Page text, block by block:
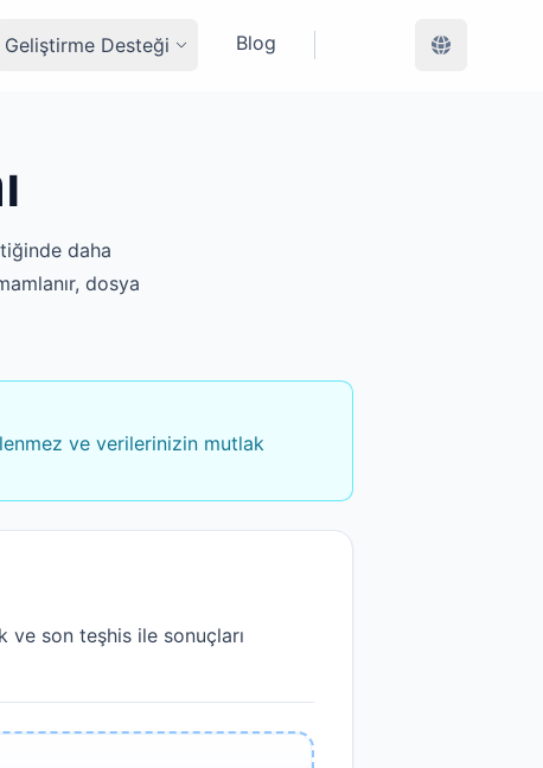
Geliştirme Desteği Blog
daha
dosya
ve verilerinizin mutlak
ve son teşhis ile sonuçları